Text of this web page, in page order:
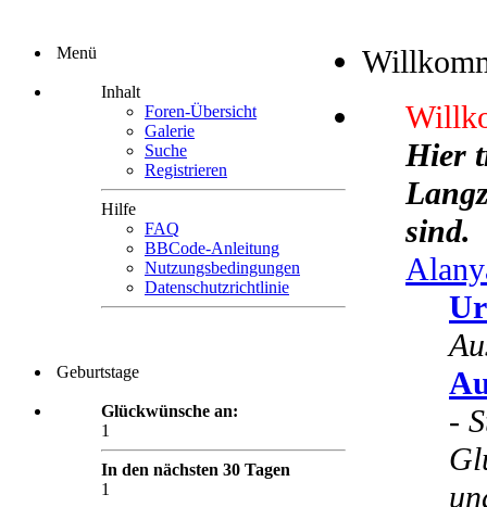
Menü
Inhalt
Foren-Übersicht
Galerie
Suche
Registrieren
Hilfe
FAQ
BBCode-Anleitung
Nutzungsbedingungen
Datenschutzrichtlinie
Geburtstage
Glückwünsche an:
1
In den nächsten 30 Tagen
1
Hier
sind.
-